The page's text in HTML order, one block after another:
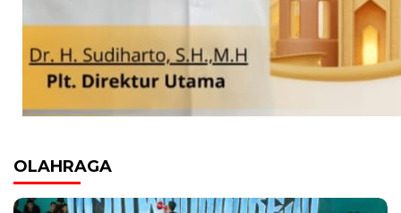
OLAHRAGA